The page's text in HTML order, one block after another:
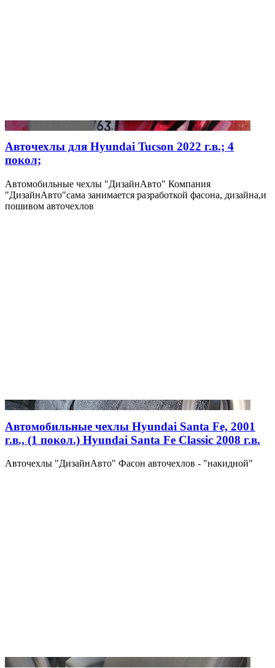
Авточехлы для Hyundai Tucson 2022 г.в.; 4
покол;
Автомобильные чехлы "ДизайнАвто" Компания
"ДизайнАвто"сама занимается разработкой фасона, дизайна,и
пошивом авточехлов
Автомобильные чехлы Hyundai Santa Fe, 2001
г.в., (1 покол.) Hyundai Santa Fe Classic 2008 г.в.
Авточехлы "ДизайнАвто" Фасон авточехлов - "накидной"